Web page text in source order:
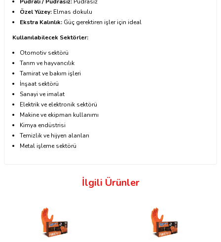
Özel Yüzey: Elmas dokulu
Ekstra Kalınlık: Güç gerektiren işler için ideal
Kullanılabilecek Sektörler:
Otomotiv sektörü
Tarım ve hayvancılık
Tamirat ve bakım işleri
İnşaat sektörü
Sanayi ve imalat
Elektrik ve elektronik sektörü
Makine ve ekipman kullanımı
Kimya endüstrisi
Temizlik ve hijyen alanları
Metal işleme sektörü
İlgili Ürünler